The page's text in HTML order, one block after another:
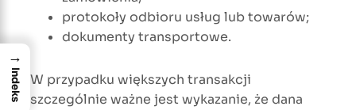
protokoły odbioru usług lub towarów;
dokumenty transportowe.
W przypadku większych transakcji
szczególnie ważne jest wykazanie, że dana
→
Indeks